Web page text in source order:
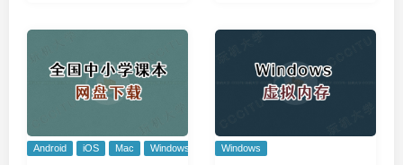
Android iOS Mac Windows Windows